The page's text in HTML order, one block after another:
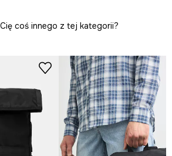
coś innego z tej kategorii?